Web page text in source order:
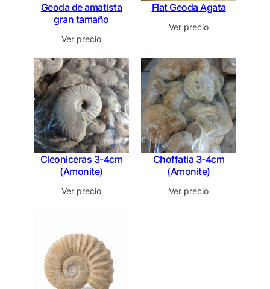
Geoda de amatista
gran tamaño
Ver precio
Flat Geoda Agata
Ver precio
Cleoniceras 3-4cm
(Amonite)
Ver precio
Choffatia 3-4cm
(Amonite)
Ver precio